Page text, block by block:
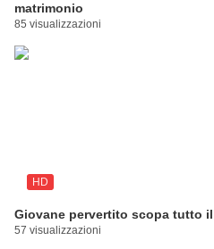
matrimonio
85 visualizzazioni
HD
Giovane pervertito scopa tutto
57 visualizzazioni